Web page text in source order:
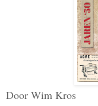
Door Wim Kros